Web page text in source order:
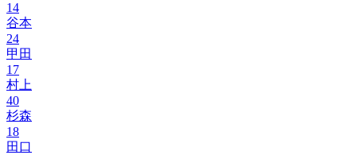
14
谷本
24
甲田
17
村上
40
杉森
18
田口